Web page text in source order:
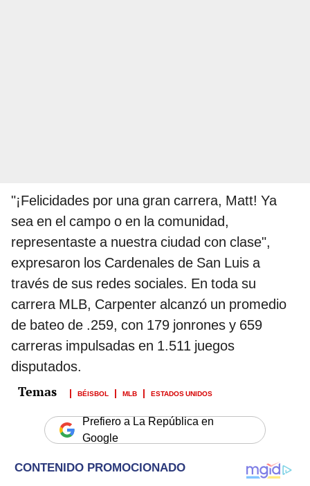
"¡Felicidades por una gran carrera, Matt! Ya
sea en el campo o en la comunidad,
representaste a nuestra ciudad con clase",
expresaron los Cardenales de San Luis a
través de sus redes sociales. En toda su
carrera MLB, Carpenter alcanzó un promedio
de bateo de .259, con 179 jonrones y 659
carreras impulsadas en 1.511 juegos
disputados.
BÉISBOL MLB ESTADOS UNIDOS
Prefiero a La República en
Google